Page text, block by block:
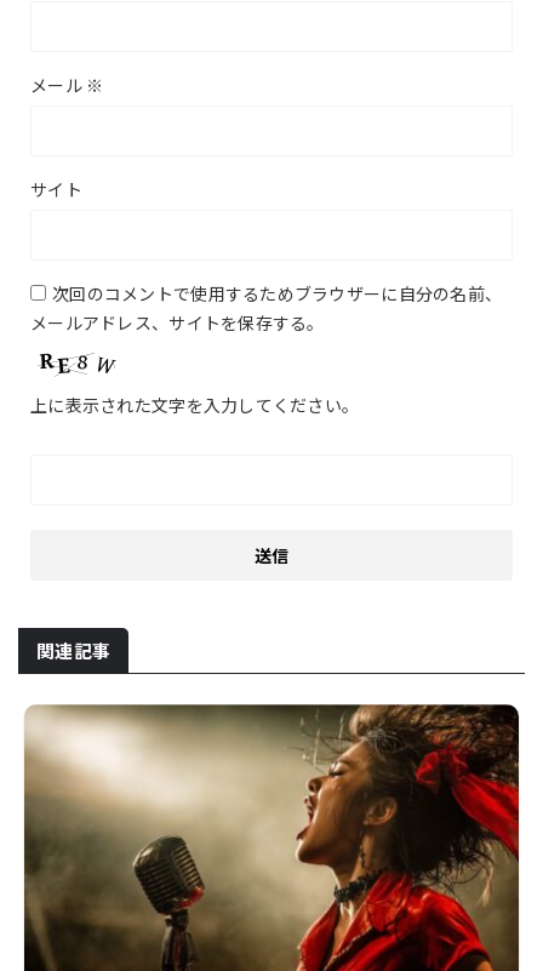
メール ※
サイト
次回のコメントで使用するためブラウザーに自分の名前、
メールアドレス、サイトを保存する。
上に表示された文字を入力してください。
関連記事